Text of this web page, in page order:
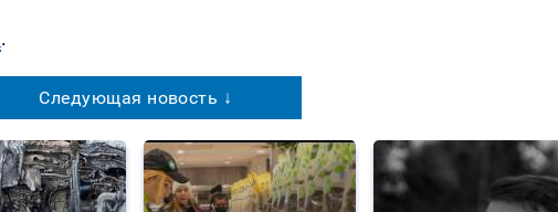
.
Следующая новость ↓